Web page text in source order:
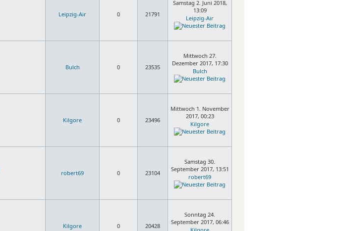
Leipzig-Air 0 21791
Samstag 2. Juni 2018,
13:09
Leipzig-Air
Bulch 0 23535
Mittwoch 27.
Dezember 2017, 17:30
Bulch
Kilgore 0 23496
Mittwoch 1. November
2017, 00:23
Kilgore
robert69 0 23104
Samstag 30.
September 2017, 13:51
robert69
Kilgore 0 20428
Sonntag 24.
September 2017, 06:46